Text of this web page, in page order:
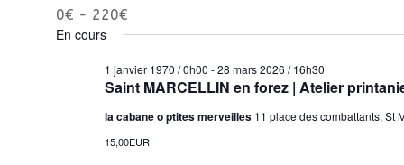
les
filtres
Fermer
les
Cost
(€)
0€ - 220€
En cours
Saint MARCELLIN en forez | Atelier
1 janvier 1970 / 0h00 -28 mars 2026 / 16h30
la cabane o ptites merveilles 11 place des combattants, St
15,00EUR